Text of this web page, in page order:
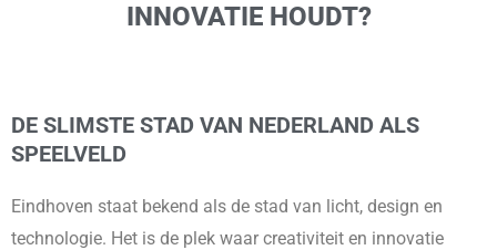
INNOVATIE HOUDT?
DE SLIMSTE STAD VAN NEDERLAND ALS
SPEELVELD
Eindhoven staat bekend als de stad van licht, design en
technologie. Het is de plek waar creativiteit en innovatie